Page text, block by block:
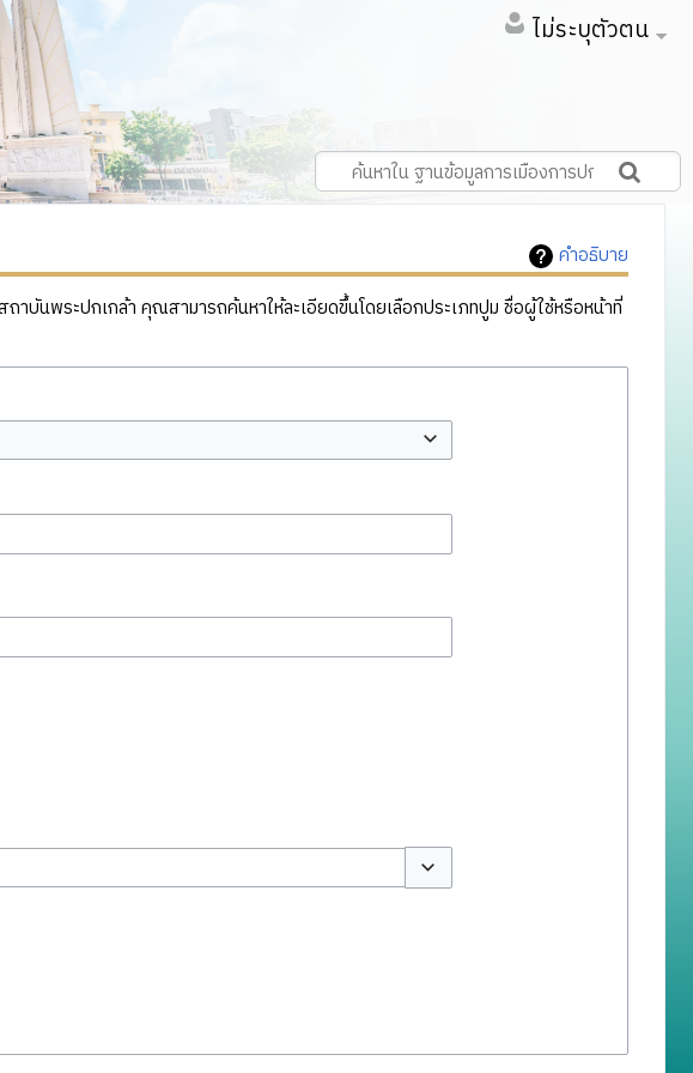
ไม่ระบุตัวตน
คำอธิบาย
บันพระปกเกล้า คุณสามารถค้นหาให้ละเอียดขึ้นโดยเลือกประเภทปูม ชื่อผู้ใช้หรือหน้าที่
สลับตัวเลือก